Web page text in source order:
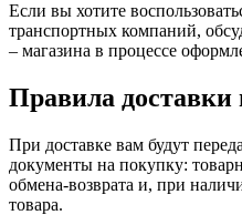
Если вы хотите
транспортных компаний,
– магазина в процессе
Правила доставки
При доставке вам будут
документы на покупку:
обмена-возврата и, при
товара.